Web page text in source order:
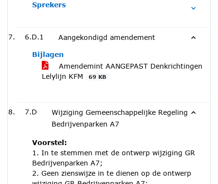
Sprekers
6.D.1 Aangekondigd amendement
Bijlagen
Amendemint AANGEPAST Denkrichtingen
Lelylijn KFM
69 KB
7.D
Wijziging Gemeenschappelijke Regeling
Bedrijvenparken A7
Voorstel:
1. In te stemmen met de ontwerp wijziging GR
Bedrijvenparken A7;
2. Geen zienswijze in te dienen op de ontwerp